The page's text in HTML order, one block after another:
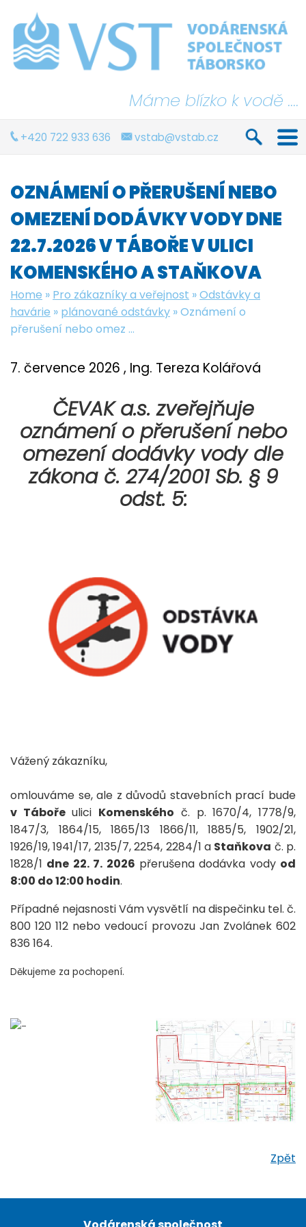
Máme blízko k vodě ....
+420 722 933 636 vstab@vstab.cz
OZNÁMENÍ O PŘERUŠENÍ NEBO
OMEZENÍ DODÁVKY VODY DNE
22.7.2026 V TÁBOŘE V ULICI
KOMENSKÉHO A STAŇKOVA
Home » Pro zákazníky a veřejnost »Odstávky a
havárie » plánované odstávky »Oznámení o
přerušení nebo omez ...
7. července 2026 , Ing. Tereza Kolářová
ČEVAK a.s. zveřejňuje
oznámení o přerušení nebo
omezení dodávky vody dle
zákona č. 274/2001 Sb. § 9
odst. 5:
Vážený zákazníku,
omlouváme se, ale z důvodů stavebních prací bude
v Tábořeulici Komenského č. p. 1670/4, 1778/9,
1847/3, 1864/15, 1865/13 1866/11, 1885/5, 1902/21,
1926/19, 1941/17, 2135/7, 2254, 2284/1 a Staňkova č. p.
1828/1 dne 22. 7. 2026 přerušena dodávka vody od
8:00 do 12:00 hodin.
Případné nejasnosti Vám vysvětlí na dispečinku tel. č.
800 120 112 nebo vedoucí provozu Jan Zvolánek 602
836 164.
Děkujeme za pochopení.
Zpět